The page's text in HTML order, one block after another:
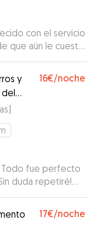
con el servicio
que aún le cuesta
lo manejó de
una piscina para
hicieron todo lo
y feliz.
recogida para
más de
a casa.
lo pasó genial, y
sabiendo que
¡Totalmente
y
del
16€/noche
)
Todo fue perfecto
duda repetiré!
17€/noche